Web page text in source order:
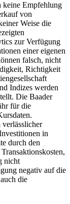
keine Empfehlung
von
Weise die
zur Verfügung
einer eigenen
falsch, nicht
Richtigkeit
Indizes werden
Die Baader
für die
in
durch den
nicht
negativ auf die
die